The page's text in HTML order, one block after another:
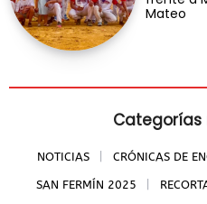
Mateo
NOTICIAS CRÓNICAS DE
SAN FERMÍN 2025